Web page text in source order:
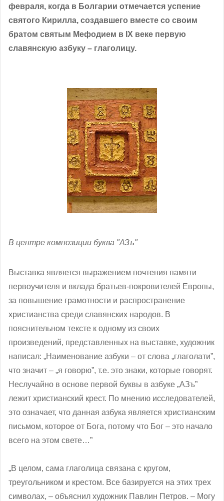
февраля, когда в Болгарии отмечается успение
святого Кирилла, создавшего вместе со своим
братом святым Мефодием в IX веке первую
славянскую азбуку – глаголицу.
В центре композиции буква "АЗъ"
Выставка является выражением почтения памяти
первоучителя и вклада братьев-покровителей Европы,
за повышение грамотности и распространение
христианства среди славянских народов. В
пояснительном тексте к одному из своих
произведений, представленных на выставке, художник
написал: „Наименование азбуки – от слова „глаголати”,
что значит – „я говорю”, т.е. это знаки, которые говорят.
Неслучайно в основе первой буквы в азбуке „АЗъ”
лежит христианский крест. По мнению исследователей,
это означает, что данная азбука является христианским
письмом, которое от Бога, потому что Бог – это начало
всего на этом свете…”
„В целом, сама глаголица связана с кругом,
треугольником и крестом. Все базируется на этих трех
символах, – объяснил художник Павлин Петров. – Могу